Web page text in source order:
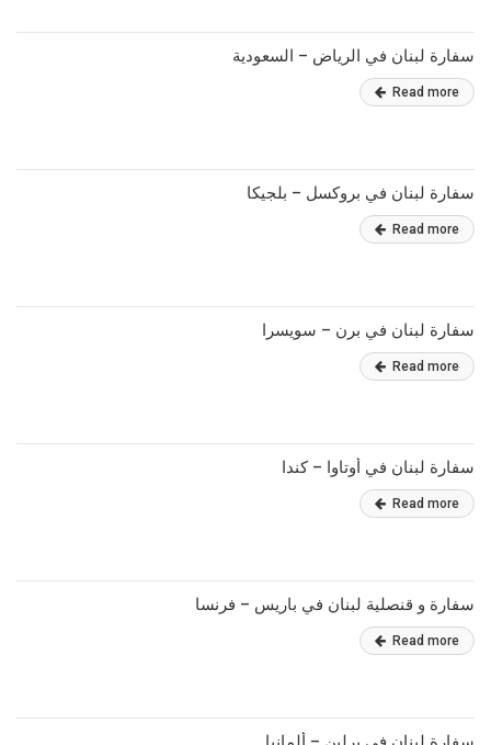
سفارة لبنان في الرياض – السعودية
Read more
سفارة لبنان في بروكسل – بلجيكا
Read more
سفارة لبنان في برن – سويسرا
Read more
سفارة لبنان في أوتاوا – كندا
Read more
سفارة و قنصلية لبنان في باريس – فرنسا
Read more